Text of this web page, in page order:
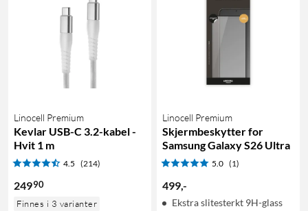
Linocell Premium
Kevlar USB-C 3.2-kabel -
Hvit 1 m
4.5 (214)
24990
Finnes i 3 varianter
Linocell Premium
Skjermbeskytter for
Samsung Galaxy S26 Ultra
5.0 (1)
499,-
Ekstra slitesterkt 9H-glass